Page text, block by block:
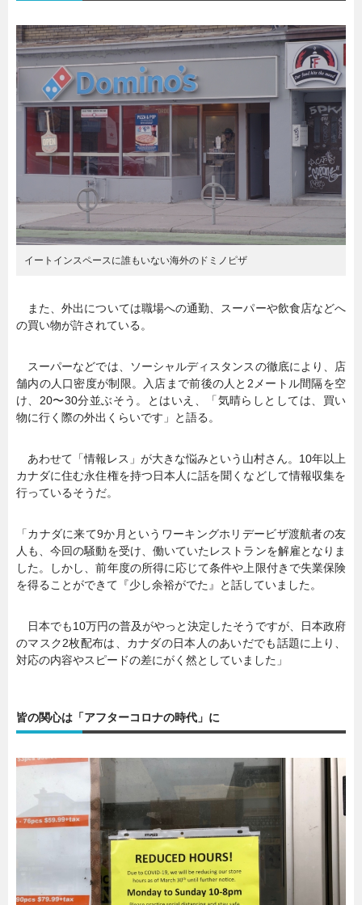
連載一覧
イートインスペースに誰もいない海外のドミノピザ
また、外出については職場への通勤、スーパーや飲食店などへ
の買い物が許されている。
スーパーなどでは、ソーシャルディスタンスの徹底により、店
舗内の人口密度が制限。入店まで前後の人と2メートル間隔を空
け、20〜30分並ぶそう。とはいえ、「気晴らしとしては、買い
物に行く際の外出くらいです」と語る。
あわせて「情報レス」が大きな悩みという山村さん。10年以上
カナダに住む永住権を持つ日本人に話を聞くなどして情報収集を
行っているそうだ。
「カナダに来て9か月というワーキングホリデービザ渡航者の友
人も、今回の騒動を受け、働いていたレストランを解雇となりま
した。しかし、前年度の所得に応じて条件や上限付きで失業保険
を得ることができて『少し余裕がでた』と話していました。
日本でも10万円の普及がやっと決定したそうですが、日本政府
のマスク2枚配布は、カナダの日本人のあいだでも話題に上り、
対応の内容やスピードの差にがく然としていました」
皆の関心は「アフターコロナの時代」に